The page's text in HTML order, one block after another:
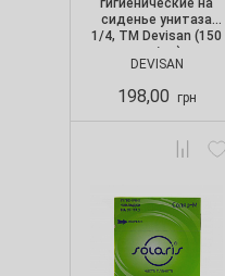
гигиенические на
сиденье унитаза
1/4, ТМ Devisan (150
шт./уп.)
DEVISAN
198,00 грн